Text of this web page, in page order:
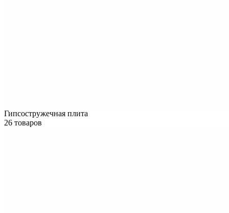
Гипсостружечная плита
26 товаров